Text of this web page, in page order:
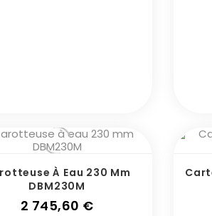
À Eau 230 Mm
DBM230M
2 745,60 €Prix